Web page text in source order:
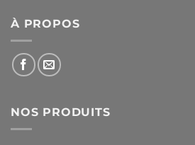
À PROPOS
NOS PRODUITS